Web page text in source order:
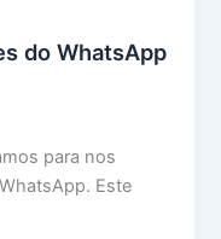
do WhatsApp
para nos
Este